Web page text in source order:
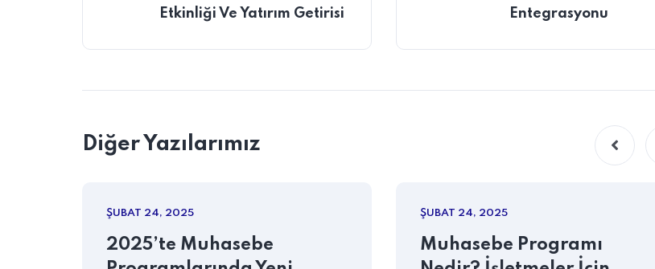
Etkinliği Ve Yatırım Getirisi
Entegrasyonu
Diğer Yazılarımız
ŞUBAT 24, 2025
2025’te Muhasebe
ŞUBAT 24, 2025
Muhasebe Programı